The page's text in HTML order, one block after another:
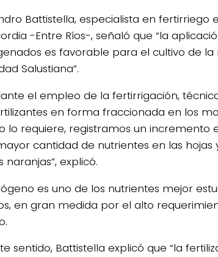
Battistella, especialista en fertirriego
-Entre Ríos-, señaló que “la
es favorable para el cultivo de la
Salustiana”.
el empleo de la fertirrigación,
en forma fraccionada en los
lo requiere, registramos un incremento
cantidad de nutrientes en las
naranjas”, explicó.
es uno de los nutrientes mejor
en gran medida por el alto
sentido, Battistella explicó que “la